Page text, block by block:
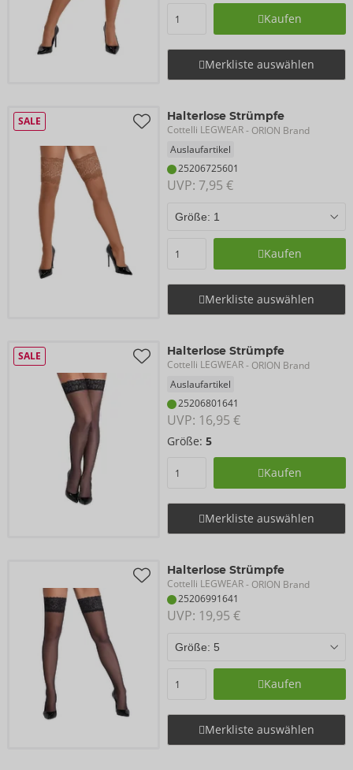
Kaufen
Merkliste auswählen
SALE Halterlose Strümpfe
Cottelli LEGWEAR- ORION Brand
Auslaufartikel
25206725601
UVP: 7,95 €
Kaufen
Merkliste auswählen
SALE Halterlose Strümpfe
Cottelli LEGWEAR- ORION Brand
Auslaufartikel
25206801641
UVP: 16,95 €
Größe: 5
Kaufen
Merkliste auswählen
Halterlose Strümpfe
Cottelli LEGWEAR- ORION Brand
25206991641
UVP: 19,95 €
Kaufen
Merkliste auswählen